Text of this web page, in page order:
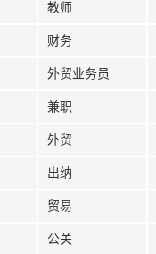
教师
财务
外贸业务员
兼职
外贸
出纳
贸易
公关